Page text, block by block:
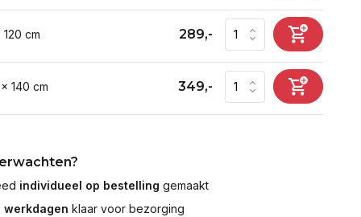
cm 289,-
140 cm 349,-
individueel op bestelling gemaakt
werkdagen klaar voor bezorging